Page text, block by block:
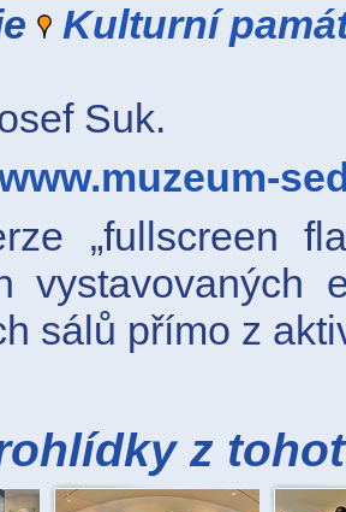
Kulturní
Suk.
„fullscreen
vystavovaných
sálů přímo z
z